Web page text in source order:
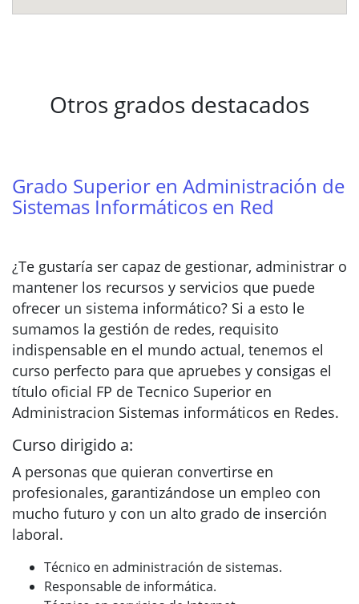
Otros grados destacados
Grado Superior en Administración de
Sistemas Informáticos en Red
¿Te gustaría ser capaz de gestionar, administrar o
mantener los recursos y servicios que puede
ofrecer un sistema informático? Si a esto le
sumamos la gestión de redes, requisito
indispensable en el mundo actual, tenemos el
curso perfecto para que apruebes y consigas el
título oficial FP de Tecnico Superior en
Administracion Sistemas informáticos en Redes.
Curso dirigido a:
A personas que quieran convertirse en
profesionales, garantizándose un empleo con
mucho futuro y con un alto grado de inserción
laboral.
Técnico en administración de sistemas.
Responsable de informática.